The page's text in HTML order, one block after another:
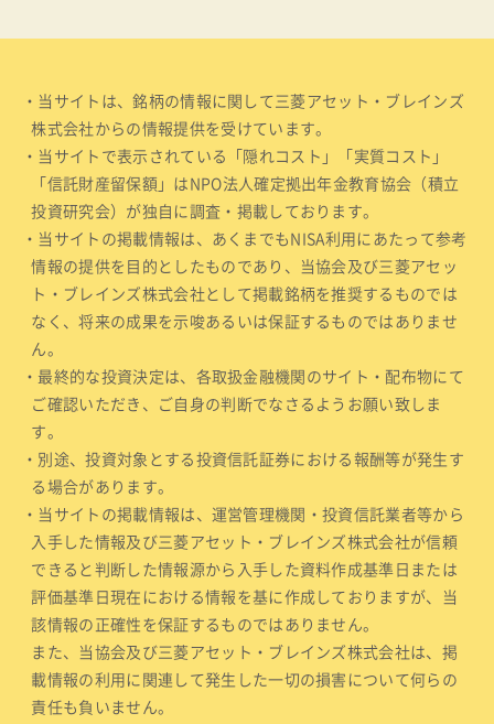
・当サイトは、銘柄の情報に関して三菱アセット・ブレインズ
株式会社からの情報提供を受けています。
・当サイトで表示されている「隠れコスト」「実質コスト」
「信託財産留保額」はNPO法人確定拠出年金教育協会（積立
投資研究会）が独自に調査・掲載しております。
・当サイトの掲載情報は、あくまでもNISA利用にあたって参考
情報の提供を目的としたものであり、当協会及び三菱アセッ
ト・ブレインズ株式会社として掲載銘柄を推奨するものでは
なく、将来の成果を示唆あるいは保証するものではありませ
ん。
・最終的な投資決定は、各取扱金融機関のサイト・配布物にて
ご確認いただき、ご自身の判断でなさるようお願い致しま
す。
・別途、投資対象とする投資信託証券における報酬等が発生す
る場合があります。
・当サイトの掲載情報は、運営管理機関・投資信託業者等から
入手した情報及び三菱アセット・ブレインズ株式会社が信頼
できると判断した情報源から入手した資料作成基準日または
評価基準日現在における情報を基に作成しておりますが、当
該情報の正確性を保証するものではありません。
また、当協会及び三菱アセット・ブレインズ株式会社は、掲
載情報の利用に関連して発生した一切の損害について何らの
責任も負いません。